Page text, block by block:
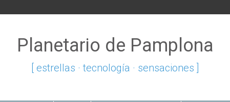
Planetario de Pamplona
[ estrellas · tecnología · sensaciones ]